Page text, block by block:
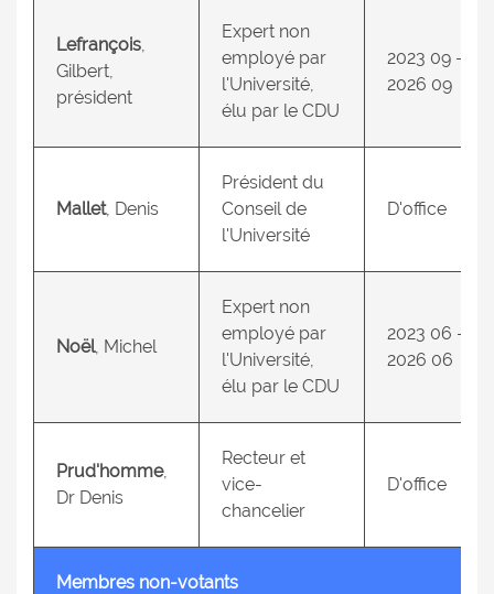
Lefrançois,
Gilbert,
président
Expert non
employé par
l'Université,
élu par le CDU
2023 09 –
2026 09
Mallet, Denis
Président du
Conseil de
l'Université
D'office
Noël, Michel
Expert non
employé par
l'Université,
élu par le CDU
2023 06 -
2026 06
Prud'homme,
Dr Denis
Recteur et
vice-
chancelier
D'office
Membres non-votants